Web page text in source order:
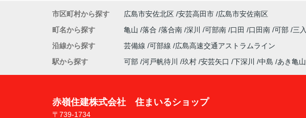
市区町村から探す 広島市安佐北区 安芸高田市 広島市安佐南区
町名から探す
亀山 落合 落合南 深川 可部南 口田 口田南 可部 三入
沿線から探す
芸備線 可部線
広島高速交通アストラムライン
駅から探す
可部 河戸帆待川 玖村 安芸矢口 下深川 中島 あき亀山
赤嶺住建株式会社 住まいるショップ
〒739-1734